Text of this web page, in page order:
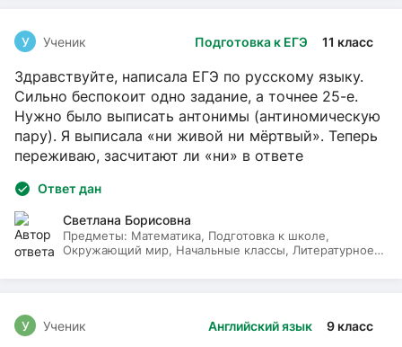
Подготовка к ЕГЭ 11 класс
У Ученик
Здравствуйте, написала ЕГЭ по русскому языку.
Сильно беспокоит одно задание, а точнее 25-е.
Нужно было выписать антонимы (антиномическую
пару). Я выписала «ни живой ни мёртвый». Теперь
переживаю, засчитают ли «ни» в ответе
Ответ дан
Светлана Борисовна
Предметы: Математика, Подготовка к школе,
Окружающий мир, Начальные классы, Литературное
Английский язык 9 класс
У Ученик